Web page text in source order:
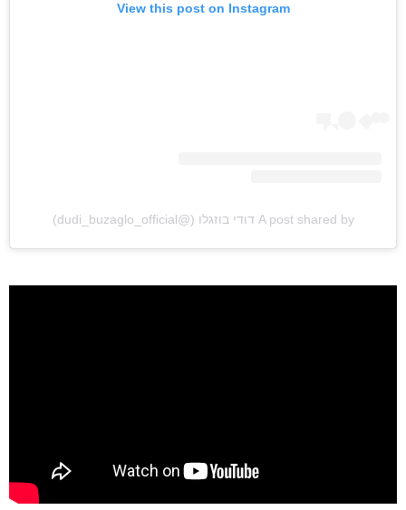
View this post on Instagram
A post shared by דודי בוזגלו (@dudi_buzaglo_official)
כתבות
לוח הופעות
פודקאסטים